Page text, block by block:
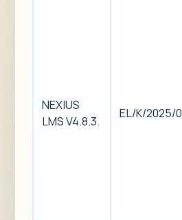
NEXIUS
LMS V4.8.3.
EL/K/2025/